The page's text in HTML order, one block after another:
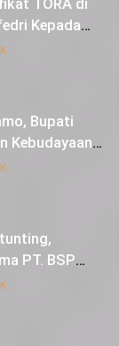
TORA di
Kepada
Bupati
Kebudayaan
Siak
PT. BSP